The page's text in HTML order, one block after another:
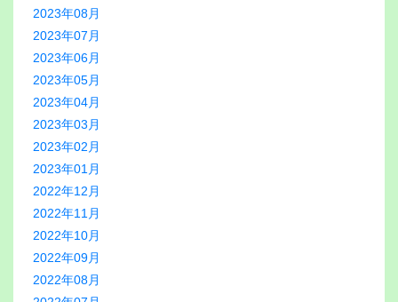
2023年08月
2023年07月
2023年06月
2023年05月
2023年04月
2023年03月
2023年02月
2023年01月
2022年12月
2022年11月
2022年10月
2022年09月
2022年08月